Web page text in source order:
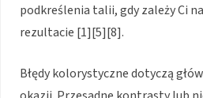
podkreślenia talii, gdy zależy Ci
rezultacie [1][5][8].
Błędy kolorystyczne dotyczą